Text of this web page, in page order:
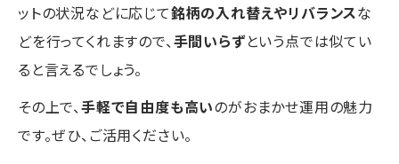
ットの状況などに応じて銘柄の入れ替えやリバランスな
どを行ってくれますので、手間いらずという点では似てい
ると言えるでしょう。
その上で、手軽で自由度も高いのがおまかせ運用の魅力
です。ぜひ、ご活用ください。